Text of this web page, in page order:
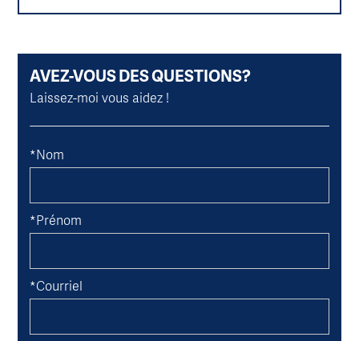
AVEZ-VOUS DES QUESTIONS?
Laissez-moi vous aidez !
*Nom
*Prénom
*Courriel